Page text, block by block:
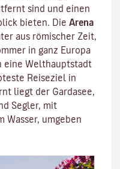
sind und einen
bieten. Die Arena
aus römischer Zeit,
in ganz Europa
eine Welthauptstadt
Reiseziel in
liegt der Gardasee,
Segler, mit
Wasser, umgeben